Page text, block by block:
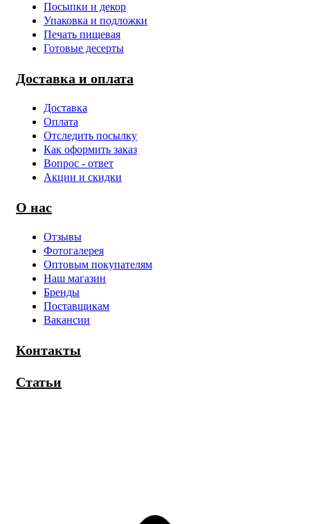
Посыпки и декор
Упаковка и подложки
Печать пищевая
Готовые десерты
Доставка и оплата
Доставка
Оплата
Отследить посылку
Как оформить заказ
Вопрос - ответ
Акции и скидки
О нас
Отзывы
Фотогалерея
Оптовым покупателям
Наш магазин
Бренды
Поставщикам
Вакансии
Контакты
Статьи